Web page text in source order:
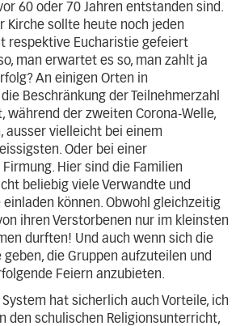
60 oder 70 Jahren entstanden sind.
Kirche sollte heute noch jeden
respektive Eucharistie gefeiert
man erwartet es so, man zahlt ja
An einigen Orten in
Beschränkung der Teilnehmerzahl
während der zweiten Corona-Welle,
ausser vielleicht bei einem
Oder bei einer
Hier sind die Familien
beliebig viele Verwandte und
einladen können. Obwohl gleichzeitig
ihren Verstorbenen nur im kleinsten
durften! Und auch wenn sich die
die Gruppen aufzuteilen und
Feiern anzubieten.
hat sicherlich auch Vorteile, ich
den schulischen Religionsunterricht,